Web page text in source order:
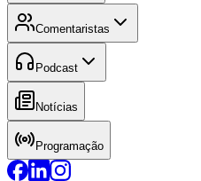
Comentaristas
Podcast
Notícias
Programação